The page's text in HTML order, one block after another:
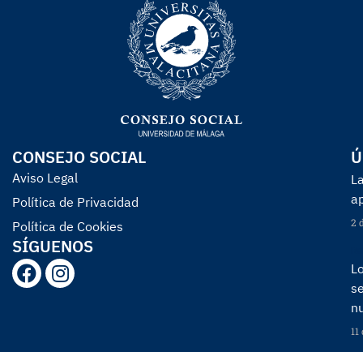
CONSEJO SOCIAL
Aviso Legal
Política de Privacidad
Política de Cookies
SÍGUENOS
2